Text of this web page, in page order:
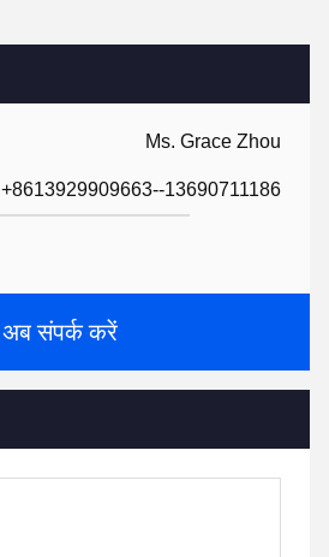
Ms. Grace Zhou
+8613929909663--13690711186
अब संपर्क करें